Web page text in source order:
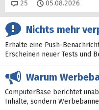
25 Kommentare
05.08.2026
Nichts mehr
Erhalte eine Push-
Erscheinen neuer Tests und
Warum
ComputerBase berichtet
Inhalte, sondern